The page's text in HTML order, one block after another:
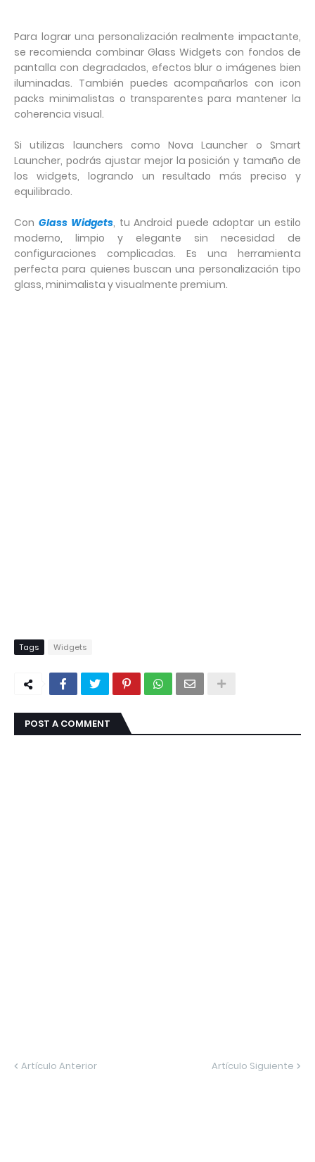
Para lograr una personalización realmente impactante,
se recomienda combinar Glass Widgets con fondos de
pantalla con degradados, efectos blur o imágenes bien
iluminadas. También puedes acompañarlos con icon
packs minimalistas o transparentes para mantener la
coherencia visual.
Si utilizas launchers como Nova Launcher o Smart
Launcher, podrás ajustar mejor la posición y tamaño de
los widgets, logrando un resultado más preciso y
equilibrado.
Con Glass Widgets, tu Android puede adoptar un estilo
moderno, limpio y elegante sin necesidad de
configuraciones complicadas. Es una herramienta
perfecta para quienes buscan una personalización tipo
glass, minimalista y visualmente premium.
Tags Widgets
POST A COMMENT
Artículo Anterior Artículo Siguiente